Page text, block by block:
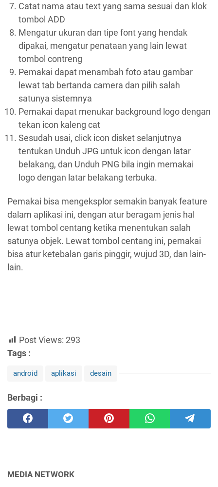
Catat nama atau text yang sama sesuai dan klok
tombol ADD
Mengatur ukuran dan tipe font yang hendak
dipakai, mengatur penataan yang lain lewat
tombol contreng
Pemakai dapat menambah foto atau gambar
lewat tab bertanda camera dan pilih salah
satunya sistemnya
Pemakai dapat menukar background logo dengan
tekan icon kaleng cat
Sesudah usai, click icon disket selanjutnya
tentukan Unduh JPG untuk icon dengan latar
belakang, dan Unduh PNG bila ingin memakai
logo dengan latar belakang terbuka.
Pemakai bisa mengeksplor semakin banyak feature
dalam aplikasi ini, dengan atur beragam jenis hal
lewat tombol centang ketika menentukan salah
satunya objek. Lewat tombol centang ini, pemakai
bisa atur ketebalan garis pinggir, wujud 3D, dan lain-
lain.
Post Views: 293
Tags :
android aplikasi desain
Berbagi :
MEDIA NETWORK